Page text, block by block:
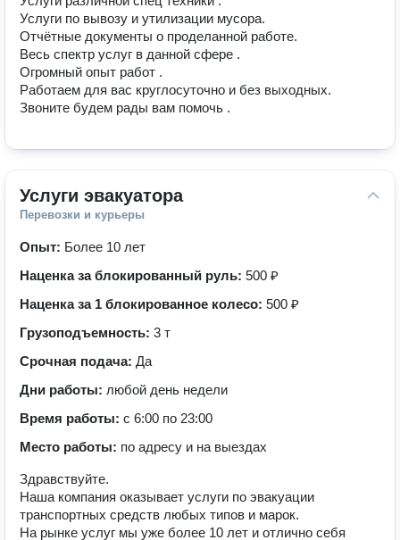
Услуги по вывозу и утилизации мусора.
Отчётные документы о проделанной работе.
Весь спектр услуг в данной сфере .
Огромный опыт работ .
Работаем для вас круглосуточно и без выходных.
Звоните будем рады вам помочь .
Услуги эвакуатора
Перевозки и курьеры
Опыт: Более 10 лет
Наценка за блокированный руль: 500 ₽
Наценка за 1 блокированное колесо: 500 ₽
Грузоподъемность: 3 т
Срочная подача: Да
Дни работы: любой день недели
Время работы: с 6:00 по 23:00
Место работы: по адресу и на выездах
Здравствуйте.
Наша компания оказывает услуги по эвакуации
транспортных средств любых типов и марок.
На рынке услуг мы уже более 10 лет и отлично себя